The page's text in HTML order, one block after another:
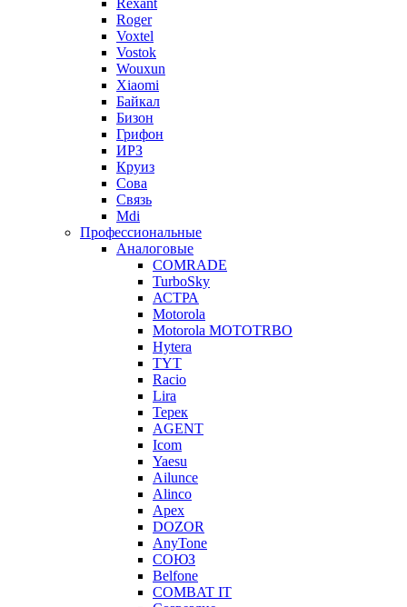
Rexant
Roger
Voxtel
Vostok
Wouxun
Xiaomi
Байкал
Бизон
Грифон
ИРЗ
Круиз
Сова
Связь
Mdi
Профессиональные
Аналоговые
COMRADE
TurboSky
АСТРА
Motorola
Motorola MOTOTRBO
Hytera
TYT
Racio
Lira
Терек
AGENT
Icom
Yaesu
Ailunce
Alinco
Apex
DOZOR
AnyTone
СОЮЗ
Belfone
COMBAT IT